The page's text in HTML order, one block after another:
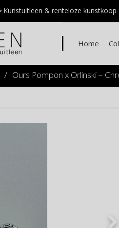
Kunstuitleen & renteloze kunstkoop
Home
/ Ours Pompon x Orlinski –